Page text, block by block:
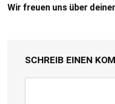
Wir freuen uns über
SCHREIB EINEN